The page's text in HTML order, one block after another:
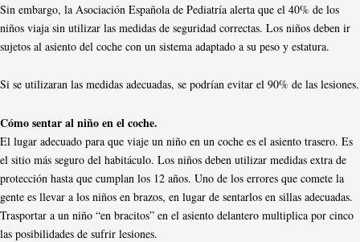
Sin embargo, la Asociación Española de Pediatría alerta que el 40% de los
niños viaja sin utilizar las medidas de seguridad correctas. Los niños deben ir
sujetos al asiento del coche con un sistema adaptado a su peso y estatura.
Si se utilizaran las medidas adecuadas, se podrían evitar el 90% de las lesiones.
Cómo sentar al niño en el coche.
El lugar adecuado para que viaje un niño en un coche es el asiento trasero. Es
el sitio más seguro del habitáculo. Los niños deben utilizar medidas extra de
protección hasta que cumplan los 12 años. Uno de los errores que comete la
gente es llevar a los niños en brazos, en lugar de sentarlos en sillas adecuadas.
Trasportar a un niño “en bracitos” en el asiento delantero multiplica por cinco
las posibilidades de sufrir lesiones.